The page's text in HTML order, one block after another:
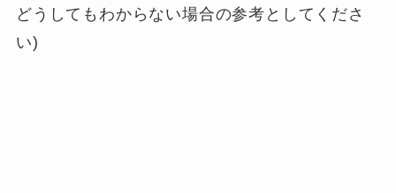
どうしてもわからない場合の参考としてくださ
い)